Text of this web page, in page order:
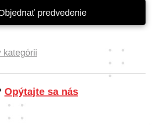
predvedenie
kategórii
Opýtajte sa nás